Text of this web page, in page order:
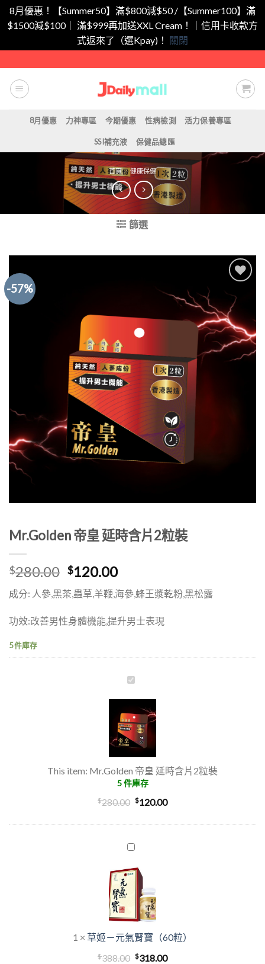
8月優惠！【Summer50】滿$800減$50 /【Summer100】滿
$1500減$100｜ 滿$999再加送XXL Cream！｜信用卡收款方
式返來了（選Kpay)！ 關閉
to
content
8月優惠 力神專區 今期優惠 性病檢測 活力保養專區
SSI補充液 保健品總匯
首頁 / 健康保健
篩選
-57%
Add to
Wishlist
Mr.Golden 帝皇 延時含片2粒裝
$280.00 原
始
價
格：
$280.00。
$120.00目
前
價
格：
$120.00。
成分: 人參,黑茶,蟲草,羊鞭,海參,蜂王漿乾粉,黑松露
功效:改善男性身體機能,提升男士表現
5 件庫存
Mr.Golden
延
時
含
2
粒
裝
This item: Mr.Golden 帝皇 延時含片2粒裝
5 件庫存
$280.00 $120.00
草
－
元
氣
腎
（60
粒）
1 × 草姬－元氣腎寶（60粒）
$388.00 原
$318.00目